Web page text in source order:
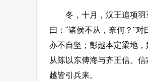
冬，十月，汉王追项羽至
曰："诸侯不从，奈何？"对
亦不自坚；彭越本定梁地
从陈以东傅海与齐王信。
越皆引兵来。